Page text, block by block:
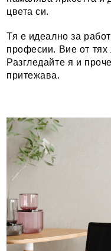
цвета си.
Тя е идеално за
професии. Вие от тях
Разгледайте я и
притежава.